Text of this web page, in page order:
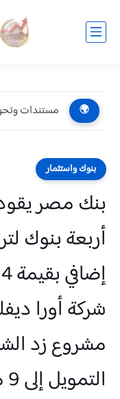
🌍 محمد صالح
بنوك واستثمار
بنك مصر
أربعة بنوك
شركة أورا
مشروع زد
التمويل إلى 9 مليارات جنيه